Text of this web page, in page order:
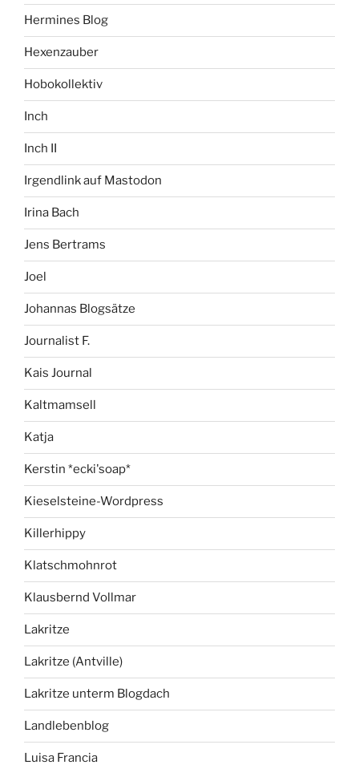
Hermines Blog
Hexenzauber
Hobokollektiv
Inch
Inch II
Irgendlink auf Mastodon
Irina Bach
Jens Bertrams
Joel
Johannas Blogsätze
Journalist F.
Kais Journal
Kaltmamsell
Katja
Kerstin *ecki'soap*
Kieselsteine-Wordpress
Killerhippy
Klatschmohnrot
Klausbernd Vollmar
Lakritze
Lakritze (Antville)
Lakritze unterm Blogdach
Landlebenblog
Luisa Francia